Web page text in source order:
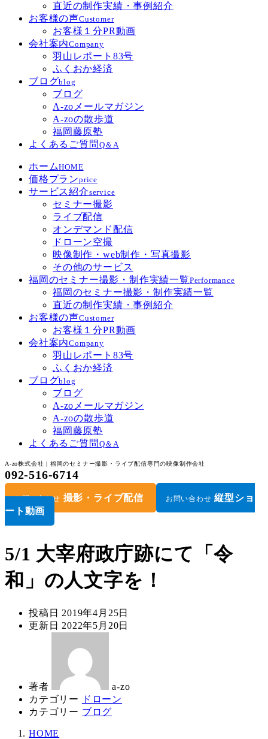
直近の制作実績・事例紹介
お客様の声Customer
お客様１分PR動画
会社案内Company
羽山レポート83号
ふくおか経済
ブログblog
ブログ
A-zoメールマガジン
A-zoの散歩道
福岡藤原塾
よくあるご質問 Q＆A
ホームHOME
価格プランprice
サービス紹介service
セミナー撮影
ライブ配信
オンデマンド配信
ドローン空撮
映像制作・web制作・写真撮影
その他のサービス
福岡のセミナー撮影・制作実績一覧Performance
福岡のセミナー撮影・制作実績一覧
直近の制作実績・事例紹介
お客様の声Customer
お客様１分PR動画
会社案内Company
羽山レポート83号
ふくおか経済
ブログblog
ブログ
A-zoメールマガジン
A-zoの散歩道
福岡藤原塾
よくあるご質問 Q＆A
A-zo株式会社 | 福岡のセミナー撮影・ライブ配信専門の映像制作会社
092-516-6714
お問い合わせ 撮影・ライブ配信 お問い合わせ 縦型ショ
ート動画
5/1 大宰府政庁跡にて「令
和」の人文字を！
投稿日 2019年4月25日
更新日 2022年5月20日
著者
a-zo
カテゴリー
ドローン
カテゴリー ブログ
HOME